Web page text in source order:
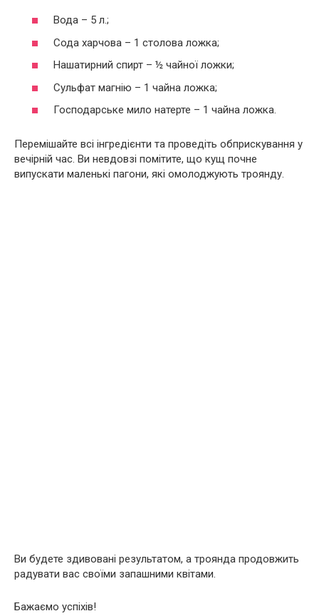
Вода – 5 л.;
Сода харчова – 1 столова ложка;
Нашатирний спирт – ½ чайної ложки;
Сульфат магнію – 1 чайна ложка;
Господарське мило натерте – 1 чайна ложка.
Перемішайте всі інгредієнти та проведіть обприскування у
вечірній час. Ви невдовзі помітите, що кущ почне
випускати маленькі пагони, які омолоджують троянду.
Ви будете здивовані результатом, а троянда продовжить
радувати вас своїми запашними квітами.
Бажаємо успіхів!